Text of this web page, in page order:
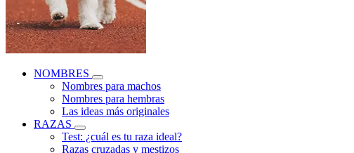
NOMBRES
Nombres para machos
Nombres para hembras
Las ideas más originales
RAZAS
Test: ¿cuál es tu raza ideal?
Razas cruzadas y mestizos